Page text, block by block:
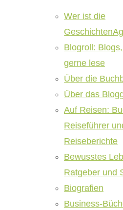
Wer ist die
Blogroll:
gerne lese
Über die
Über das
Auf Reisen:
Reiseführer
Reiseberichte
Bewusstes
Ratgeber und
Biografien
Business-